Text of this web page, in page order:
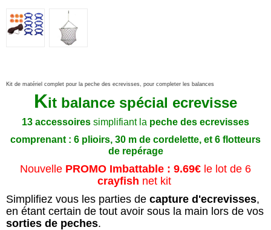
Kit de matériel complet pour la peche des ecrevisses, pour completer les balances
Kit balance spécial ecrevisse
13 accessoires simplifiant la peche des ecrevisses
comprenant : 6 plioirs, 30 m de cordelette, et 6 flotteurs
de repérage
Nouvelle PROMO Imbattable : 9.69€ le lot de 6
crayfish net kit
Simplifiez vous les parties de capture d'ecrevisses,
en étant certain de tout avoir sous la main lors de vos
sorties de peches.